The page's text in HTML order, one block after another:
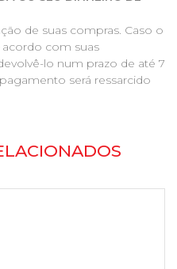
de suas compras. Caso o
com suas
lo num prazo de até 7
será ressarcido